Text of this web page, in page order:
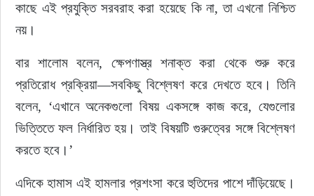
কাছে এই প্রযুক্তি সরবরাহ করা হয়েছে কি না, তা এখনো নিশ্চিত
নয়।
বার শালোম বলেন, ক্ষেপণাস্ত্র শনাক্ত করা থেকে শুরু করে
প্রতিরোধ প্রক্রিয়া—সবকিছু বিশ্লেষণ করে দেখতে হবে। তিনি
বলেন, ‘এখানে অনেকগুলো বিষয় একসঙ্গে কাজ করে, যেগুলোর
ভিত্তিতে ফল নির্ধারিত হয়। তাই বিষয়টি গুরুত্বের সঙ্গে বিশ্লেষণ
করতে হবে।’
এদিকে হামাস এই হামলার প্রশংসা করে হুতিদের পাশে দাঁড়িয়েছে।